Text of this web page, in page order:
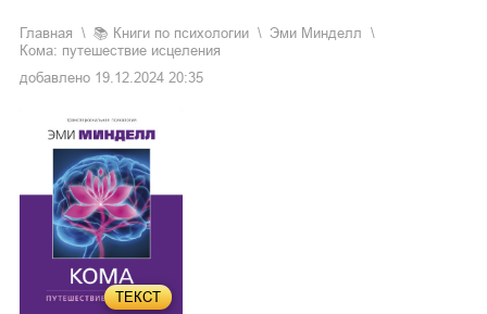
Главная 📚 книги по психологии
Эми Минделл
Кома: путешествие исцеления
добавлено 19.12.2024 20:35
ТЕКСТ